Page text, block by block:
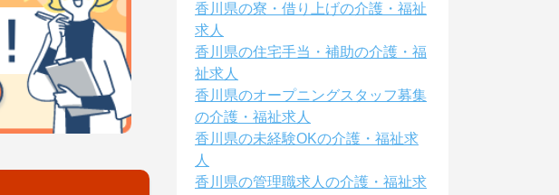
香川県の寮・借り上げの介護・福祉
求人
香川県の住宅手当・補助の介護・福
祉求人
香川県のオープニングスタッフ募集
の介護・福祉求人
香川県の未経験OKの介護・福祉求
人
香川県の管理職求人の介護・福祉求